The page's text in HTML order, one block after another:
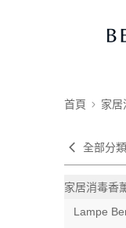
首頁 家居
全部分類
家居消毒香
Lampe